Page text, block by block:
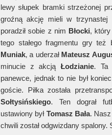
lewy słupek bramki strzeżonej
groźną akcję mieli w trzynastej
poradził sobie z nim Błocki, który
tego stałego fragmentu gry też
Muniak, a uderzał Mateusz
minucie z akcjąŁodzianie. Ta
panewce, jednak to nie był
goście. Piłka została
Sołtysińskiego. Ten dograł
ustawiony był Tomasz Bała. Nasz
chwili został odgwizdany spalony.